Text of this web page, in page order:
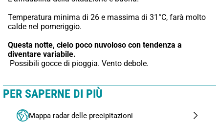
Temperatura minima di 26 e massima di 31°C, farà molto
calde nel pomeriggio.
Questa notte, cielo poco nuvoloso con tendenza a
diventare variabile.
Possibili gocce di pioggia. Vento debole.
PER SAPERNE DI PIÙ
Mappa radar delle precipitazioni